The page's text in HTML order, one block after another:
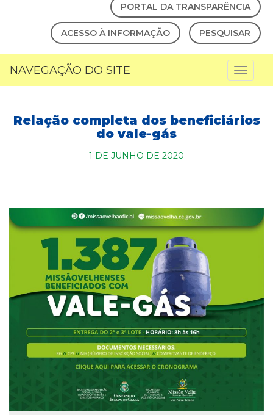
PORTAL DA TRANSPARÊNCIA
ACESSO À INFORMAÇÃO PESQUISAR
NAVEGAÇÃO DO SITE
Relação completa dos beneficiários
do vale-gás
1 DE JUNHO DE 2020